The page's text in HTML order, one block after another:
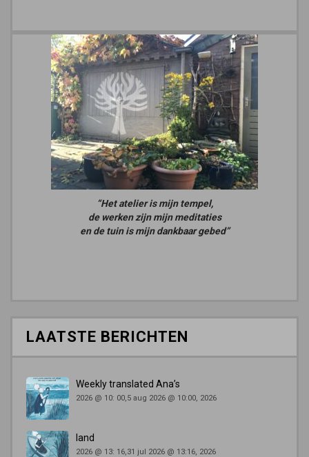
“Het atelier is mijn tempel,
de werken zijn mijn meditaties
en de tuin is mijn dankbaar gebed”
LAATSTE BERICHTEN
Weekly translated Ana’s
2026 @ 10: 00,5 aug 2026 @ 10:00, 2026
land
2026 @ 13: 16,31 jul 2026 @ 13:16, 2026